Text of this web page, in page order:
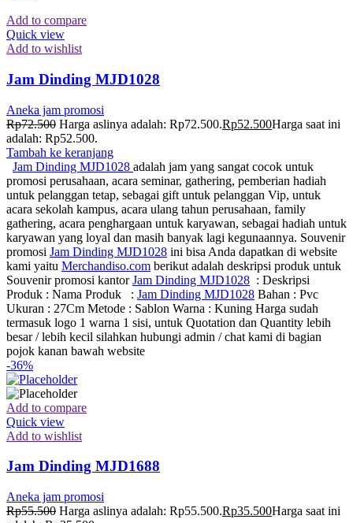
Add to compare
Quick view
Add to wishlist
Jam Dinding MJD1028
Aneka jam promosi
Rp72.500 Harga aslinya adalah: Rp72.500.Rp52.500Harga saat ini
adalah: Rp52.500.
Tambah ke keranjang
Jam Dinding MJD1028 adalah jam yang sangat cocok untuk
promosi perusahaan, acara seminar, gathering, pemberian hadiah
untuk pelanggan tetap, sebagai gift untuk pelanggan Vip, untuk
acara sekolah kampus, acara ulang tahun perusahaan, family
gathering, acara penghargaan untuk karyawan, sebagai hadiah untuk
karyawan yang loyal dan masih banyak lagi kegunaannya. Souvenir
promosi Jam Dinding MJD1028 ini bisa Anda dapatkan di website
kami yaitu Merchandiso.com berikut adalah deskripsi produk untuk
Souvenir promosi kantorJam Dinding MJD1028 : Deskripsi
Produk : Nama Produk : Jam Dinding MJD1028 Bahan : Pvc
Ukuran : 27Cm Metode : Sablon Warna : Kuning Harga sudah
termasuk logo 1 warna 1 sisi, untuk Quotation dan Quantity lebih
besar / lebih kecil silahkan hubungi admin / chat kami di bagian
pojok kanan bawah website
-36%
Add to compare
Quick view
Add to wishlist
Jam Dinding MJD1688
Aneka jam promosi
Rp55.500 Harga aslinya adalah: Rp55.500.Rp35.500Harga saat ini